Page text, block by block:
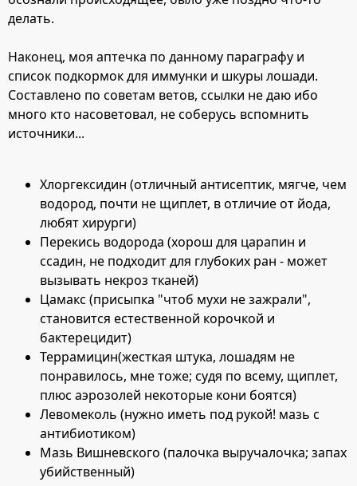
делать.
Наконец, моя аптечка по данному параграфу и
список подкормок для иммунки и шкуры лошади.
Составлено по советам ветов, ссылки не даю ибо
много кто насоветовал, не соберусь вспомнить
источники...
Хлоргексидин (отличный антисептик, мягче, чем
водород, почти не щиплет, в отличие от йода,
любят хирурги)
Перекись водорода (хорош для царапин и
ссадин, не подходит для глубоких ран - может
вызывать некроз тканей)
Цамакс (присыпка "чтоб мухи не зажрали",
становится естественной корочкой и
бактерецидит)
Террамицин(жесткая штука, лошадям не
понравилось, мне тоже; судя по всему, щиплет,
плюс аэрозолей некоторые кони боятся)
Левомеколь (нужно иметь под рукой! мазь с
антибиотиком)
Мазь Вишневского (палочка выручалочка; запах
убийственный)